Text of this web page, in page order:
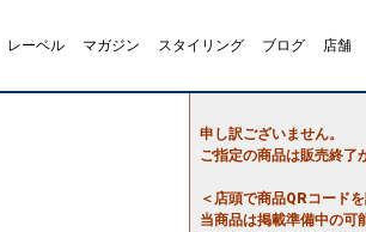
レーベル マガジン スタイリング ブログ 店舗
申し訳ございません。
ご指定の商品は販売終了
＜店頭で商品QRコード
当商品は掲載準備中の可